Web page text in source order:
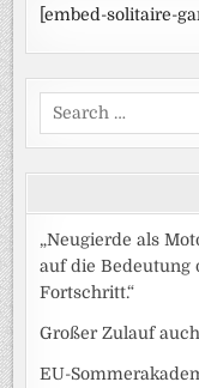
[embed-solitaire-
Search
for:
„Neugierde als
auf die Bedeutung
Fortschritt.“
Großer Zulauf
EU-